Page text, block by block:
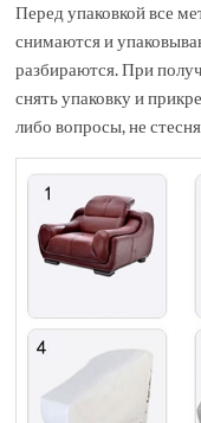
Перед упаковкой все
снимаются и
разбираются. При
снять упаковку и
либо вопросы, не